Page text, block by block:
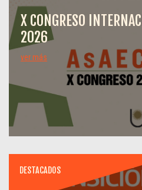
X CONGRESO
2026
ver más
DESTACADOS